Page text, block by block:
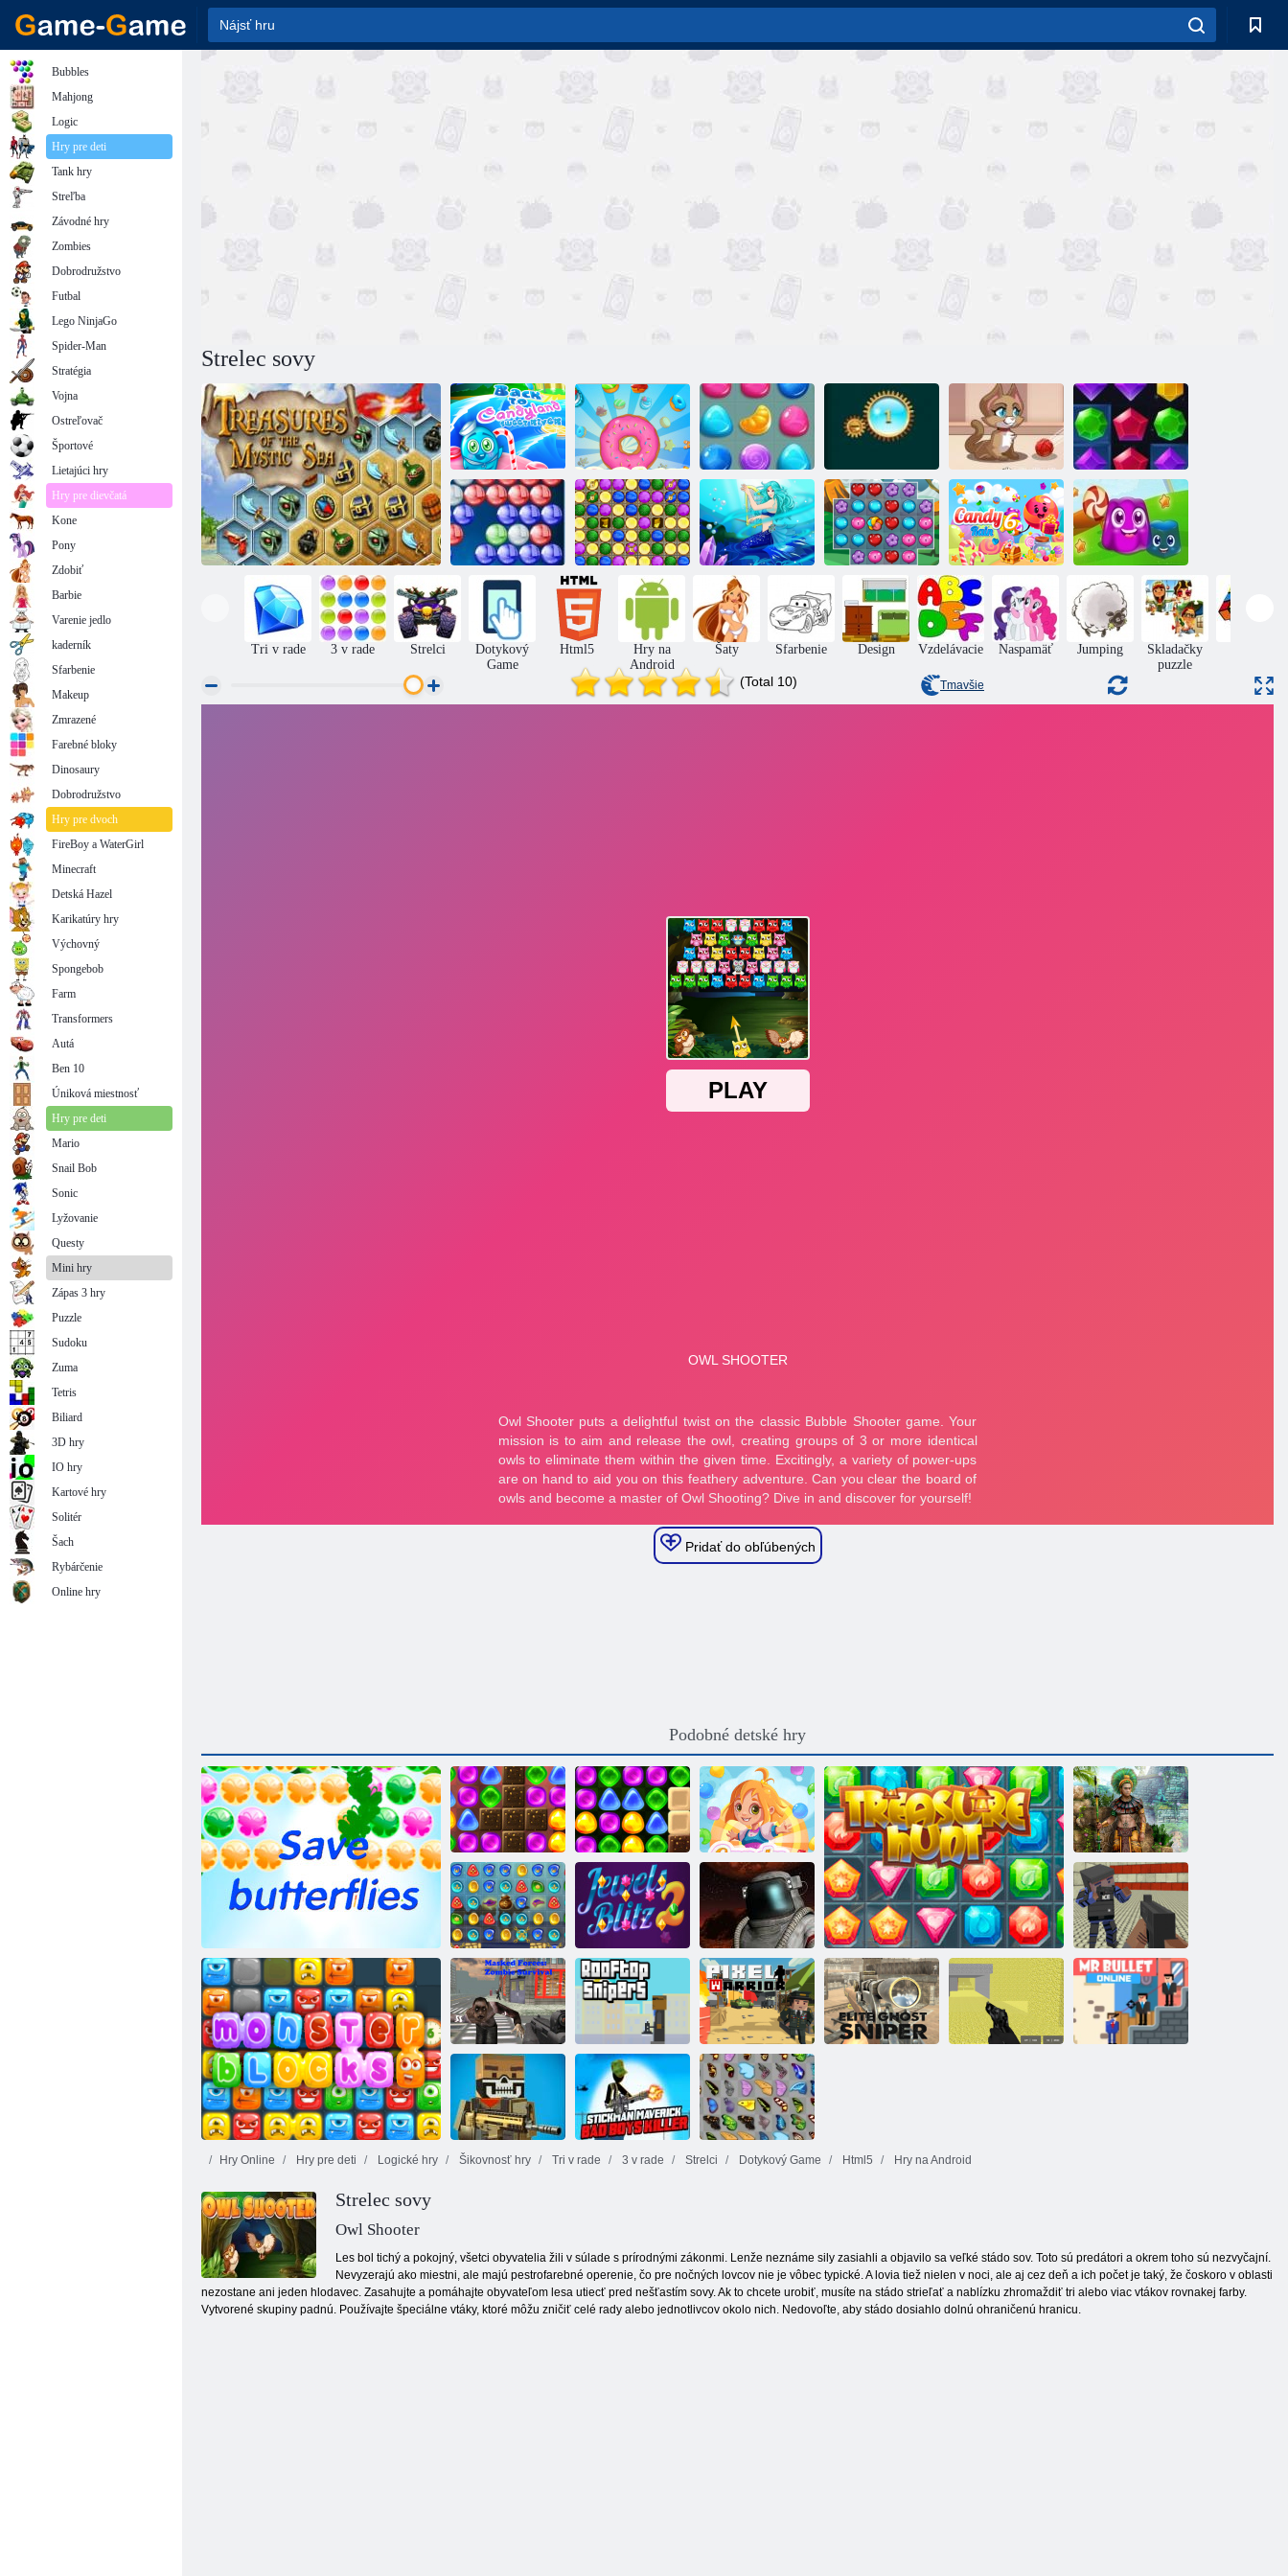
Strelec sovy
Späť na
Candyland
Sweet River
Zavrieť cookie Candy Rain 3 Blast drahokamy Mačiatko
Drahokamy:
Explosion
Strelec bublinky
HD
Snehová
kráľovná 3
Snežná kráľovná
Drahé gule Candy Rain 6 Pudingová pôda
Tri v rade 3 v rade Strelci
Dotykový
Game
Html5
Hry na
Android
Šaty Sfarbenie Design Vzdelávacie Naspamäť Jumping
Skladačky
puzzle
(Total 10) Tmavšie
Pridať do obľúbených
Podobné detské hry
Záchranný motýľ
Späť na
Candyland 2
Späť na
Candyland 4:
Lollipop Garden
Candy Rain 4
Poklady
Montezuma 2
1001 Arabská
noc
Klenoty Blitz 2
Bloky netvori
Bojová zóna
Massive War
gangster
Prezlečený sila:
Zombie Survival
Snipers na
streche
Pixel bojovník
Hry Online Hry pre deti Logické hry Šikovnosť hry Tri v rade 3 v rade Strelci Dotykový Game Html5 Hry na Android
Strelec sovy
Owl Shooter
Les bol tichý a pokojný, všetci obyvatelia žili v súlade s prírodnými zákonmi. Lenže neznáme sily zasiahli a objavilo sa veľké stádo sov. Toto sú predátori a okrem toho sú nezvyčajní.
Nevyzerajú ako miestni, ale majú pestrofarebné operenie, čo pre nočných lovcov nie je vôbec typické. A lovia tiež nielen v noci, ale aj cez deň a ich počet je taký, že čoskoro v oblasti
nezostane ani jeden hlodavec. Zasahujte a pomáhajte obyvateľom lesa utiecť pred nešťastím sovy. Ak to chcete urobiť, musíte na stádo strieľať a nablízku zhromaždiť tri alebo viac vtákov rovnakej farby.
Vytvorené skupiny padnú. Používajte špeciálne vtáky, ktoré môžu zničiť celé rady alebo jednotlivcov okolo nich. Nedovoľte, aby stádo dosiahlo dolnú ohraničenú hranicu.
Bubbles
Mahjong
Logic
Hry pre deti
Tank hry
Streľba
Závodné hry
Zombies
Dobrodružstvo
Futbal
Lego NinjaGo
Spider-Man
Stratégia
Vojna
Ostreľovač
Športové
Lietajúci hry
Hry pre dievčatá
Kone
Pony
Zdobiť
Barbie
Varenie jedlo
kaderník
Sfarbenie
Makeup
Zmrazené
Farebné bloky
Dinosaury
Dobrodružstvo
Hry pre dvoch
FireBoy a WaterGirl
Minecraft
Detská Hazel
Karikatúry hry
Výchovný
Spongebob
Farm
Transformers
Autá
Ben 10
Úniková miestnosť
Hry pre deti
Mario
Snail Bob
Sonic
Lyžovanie
Questy
Mini hry
Zápas 3 hry
Puzzle
Sudoku
Zuma
Tetris
Biliard
3D hry
IO hry
Kartové hry
Solitér
Šach
Rybárčenie
Online hry